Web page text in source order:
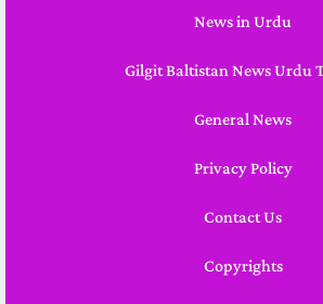
News in Urdu
Gilgit Baltistan News Urdu
General News
Privacy Policy
Contact Us
Copyrights